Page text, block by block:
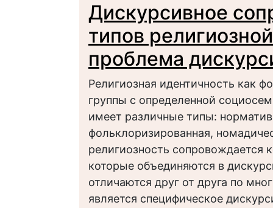
Дискурсивное
типов
проблема
Религиозная идентичность как
группы с определенной
имеет различные типы:
фольклоризированная,
религиозность
которые объединяются в
отличаются друг от друга по
является специфическое